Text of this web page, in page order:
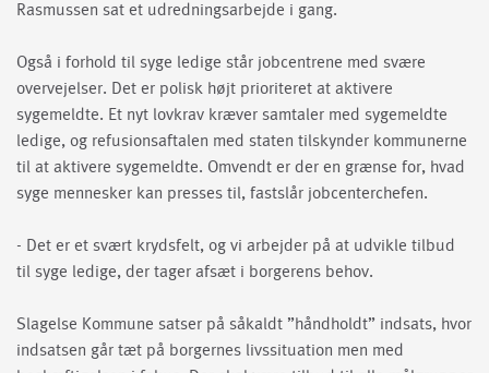
Rasmussen sat et udredningsarbejde i gang.
Også i forhold til syge ledige står jobcentrene med svære
overvejelser. Det er polisk højt prioriteret at aktivere
sygemeldte. Et nyt lovkrav kræver samtaler med sygemeldte
ledige, og refusionsaftalen med staten tilskynder kommunerne
til at aktivere sygemeldte. Omvendt er der en grænse for, hvad
syge mennesker kan presses til, fastslår jobcenterchefen.
- Det er et svært krydsfelt, og vi arbejder på at udvikle tilbud
til syge ledige, der tager afsæt i borgerens behov.
Slagelse Kommune satser på såkaldt ”håndholdt” indsats, hvor
indsatsen går tæt på borgernes livssituation men med